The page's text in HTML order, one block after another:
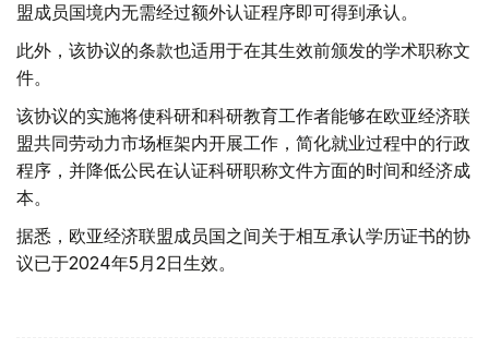
盟成员国境内无需经过额外认证程序即可得到承认。
此外，该协议的条款也适用于在其生效前颁发的学术职称文
件。
该协议的实施将使科研和科研教育工作者能够在欧亚经济联
盟共同劳动力市场框架内开展工作，简化就业过程中的行政
程序，并降低公民在认证科研职称文件方面的时间和经济成
本。
据悉，欧亚经济联盟成员国之间关于相互承认学历证书的协
议已于2024年5月2日生效。